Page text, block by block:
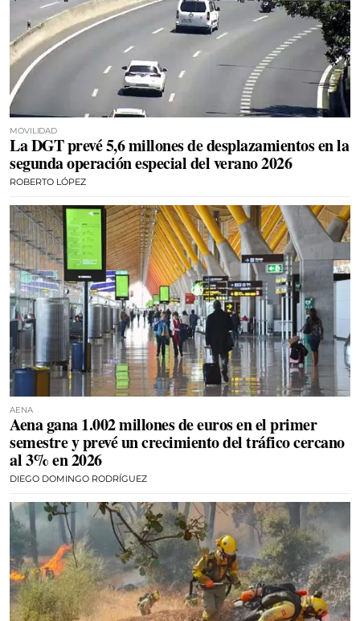
MOVILIDAD
La DGT prevé 5,6 millones de desplazamientos en la
segunda operación especial del verano 2026
ROBERTO LÓPEZ
AENA
Aena gana 1.002 millones de euros en el primer
semestre y prevé un crecimiento del tráfico cercano
al 3% en 2026
DIEGO DOMINGO RODRÍGUEZ